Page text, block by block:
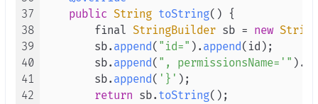
37
38
39
40
41
42
public String toString( ) {
        final
StringBuilder sb = new
        sb.
append ( "id=" ). append (id);
        sb.
append ( ", permissionsName='" ).
        sb.
append ( '}' );
return sb. toString();